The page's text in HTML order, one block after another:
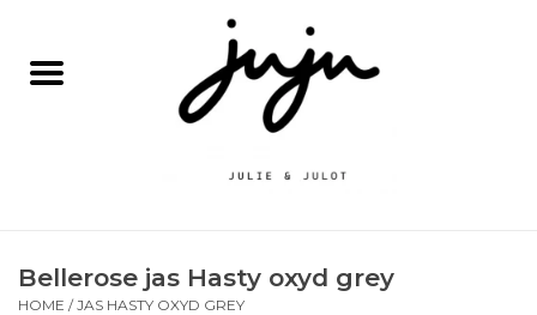
Kledij jongens
Schoenen
Bellerose jas Hasty oxyd grey
HOME /JAS HASTY OXYD GREY